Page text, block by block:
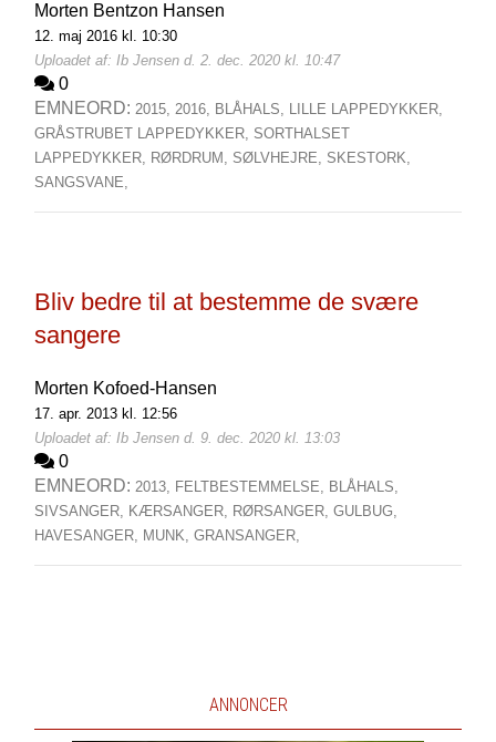
Morten Bentzon Hansen
12. maj 2016 kl. 10:30
Uploadet af: Ib Jensen d. 2. dec. 2020 kl. 10:47
0
EMNEORD: 2015, 2016, BLÅHALS, LILLE LAPPEDYKKER,
GRÅSTRUBET LAPPEDYKKER, SORTHALSET
LAPPEDYKKER, RØRDRUM, SØLVHEJRE, SKESTORK,
SANGSVANE,
Bliv bedre til at bestemme de svære
sangere
Morten Kofoed-Hansen
17. apr. 2013 kl. 12:56
Uploadet af: Ib Jensen d. 9. dec. 2020 kl. 13:03
0
EMNEORD: 2013, FELTBESTEMMELSE, BLÅHALS,
SIVSANGER, KÆRSANGER, RØRSANGER, GULBUG,
HAVESANGER, MUNK, GRANSANGER,
ANNONCER